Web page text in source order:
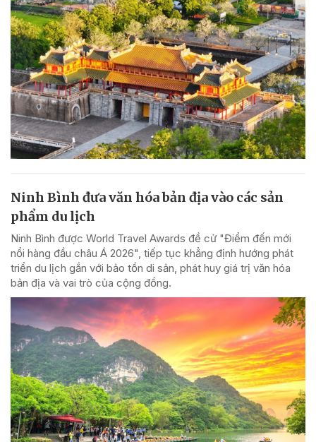
Ninh Bình đưa văn hóa bản địa vào các sản
phẩm du lịch
Ninh Bình được World Travel Awards đề cử "Điểm đến mới
nổi hàng đầu châu Á 2026", tiếp tục khẳng định hướng phát
triển du lịch gắn với bảo tồn di sản, phát huy giá trị văn hóa
bản địa và vai trò của cộng đồng.